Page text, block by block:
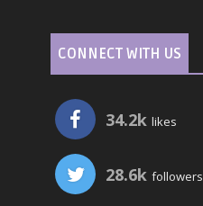
CONNECT WITH US
34.2k likes
28.6k followers